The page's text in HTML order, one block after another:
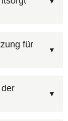
Alternativ
ist
für
Sie Fotos
helfen